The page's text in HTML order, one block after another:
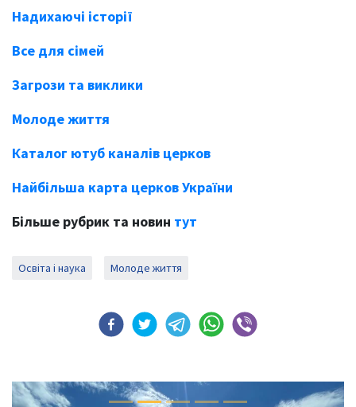
Надихаючі історії
Все для сімей
Загрози та виклики
Молоде життя
Каталог ютуб каналів церков
Найбільша карта церков України
Більше рубрик та новин тут
Освіта і наука Молоде життя